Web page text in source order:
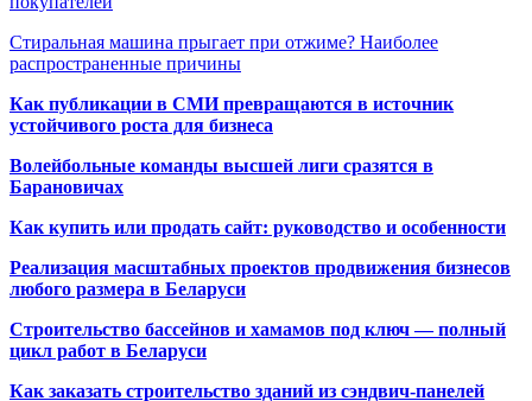
Стиральная машина прыгает при отжиме? Наиболее
распространенные причины
Как публикации в СМИ превращаются в источник
устойчивого роста для бизнеса
Волейбольные команды высшей лиги сразятся в
Барановичах
Как купить или продать сайт: руководство и особенности
Реализация масштабных проектов продвижения бизнесов
любого размера в Беларуси
Строительство бассейнов и хамамов под ключ — полный
цикл работ в Беларуси
Как заказать строительство зданий из сэндвич-панелей